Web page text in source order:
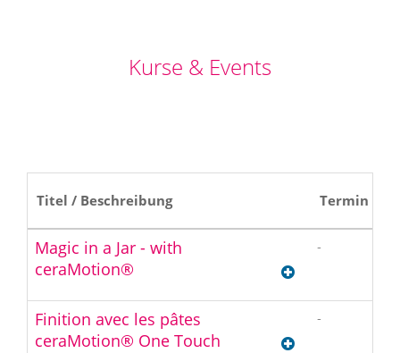
Kurse & Events
Titel / Beschreibung Termin
Magic in a Jar - with
ceraMotion®
-
Finition avec les pâtes
ceraMotion® One Touch
-